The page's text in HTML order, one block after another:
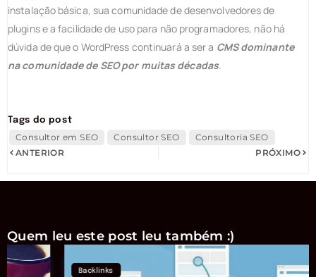
instalação básica, sua comunidade de desenvolvedores de
plugins e a facilidade de uso para não programadores, não há
dúvida de que o WordPress continuará a ser a CMS dominante
na comunidade de SEO por muitas décadas.
Tags do post
Consultor em SEO Consultor SEO
Consultoria SEO
ANTERIOR
PRÓXIMO
Quem leu este post leu também :)
Backlinks